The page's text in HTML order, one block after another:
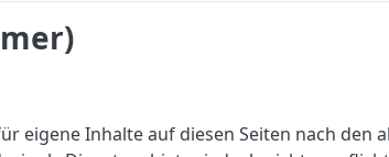
eigene Inhalte auf diesen Seiten nach den